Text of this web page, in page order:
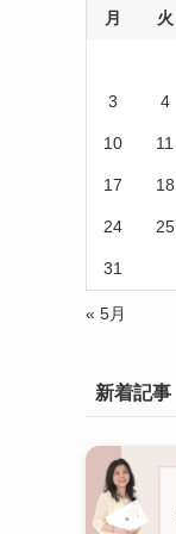
月 火
3 4
10 11
17 18
24 25
31
« 5月
新着記事